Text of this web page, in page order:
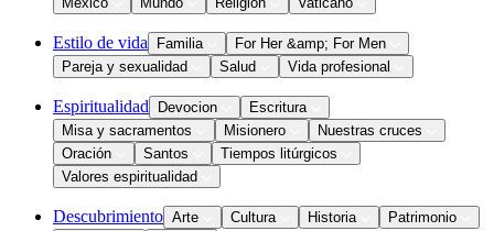
Estilo de vida Familia
For Her &amp; For Men
Pareja y sexualidad
Salud Vida profesional
Espiritualidad Devocion
Escritura
Misa y sacramentos
Misionero
Nuestras cruces
Oración
Santos
Tiempos litúrgicos
Valores espiritualidad
Descubrimiento Arte Cultura Historia
Patrimonio